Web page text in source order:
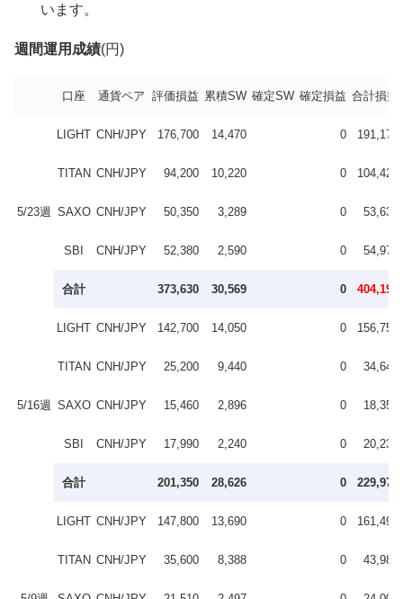
います。
週間運用成績(円)
口座 通貨ペア 評価損益 累積SW 確定SW 確定損益 合計損益
5/23週
LIGHT CNH/JPY 176,700 14,470 0 191,170
TITAN CNH/JPY 94,200 10,220 0 104,420
SAXO CNH/JPY 50,350 3,289 0 53,639
SBI CNH/JPY 52,380 2,590 0 54,970
合計 373,630 30,569 0 404,199
5/16週
LIGHT CNH/JPY 142,700 14,050 0 156,750
TITAN CNH/JPY 25,200 9,440 0 34,640
SAXO CNH/JPY 15,460 2,896 0 18,356
SBI CNH/JPY 17,990 2,240 0 20,230
合計 201,350 28,626 0 229,976
LIGHT CNH/JPY 147,800 13,690 0 161,490
TITAN CNH/JPY 35,600 8,388 0 43,988